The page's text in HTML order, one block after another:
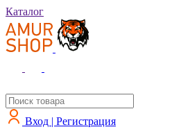
Каталог
Вход | Регистрация